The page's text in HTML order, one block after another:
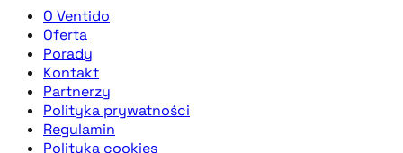
O Ventido
Oferta
Porady
Kontakt
Partnerzy
Polityka prywatności
Regulamin
Polityka cookies